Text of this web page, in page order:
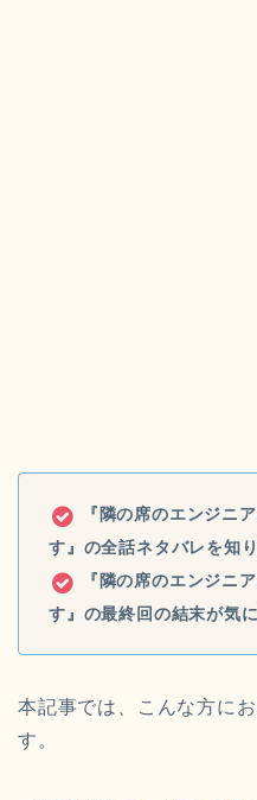
『隣の席のエンジニ
す』の全話ネタバレを知
『隣の席のエンジニ
す』の最終回の結末が気
本記事では、こんな方に
す。